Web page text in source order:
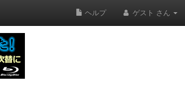
ヘルプ ゲスト さん